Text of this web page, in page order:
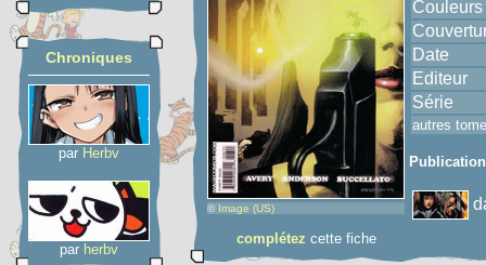
Chroniques
par Herbv
par herbv
© Image (US)
complétez cette fiche
Couleurs
Date
Editeur
Série
autres